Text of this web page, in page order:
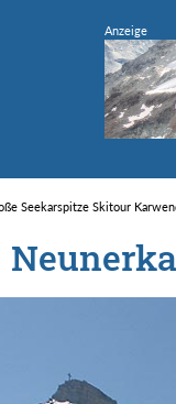
Seekarspitze Skitour